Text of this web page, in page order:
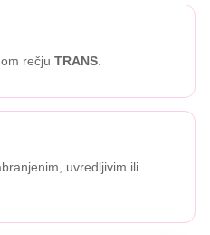
rečju TRANS
uvredljivim ili